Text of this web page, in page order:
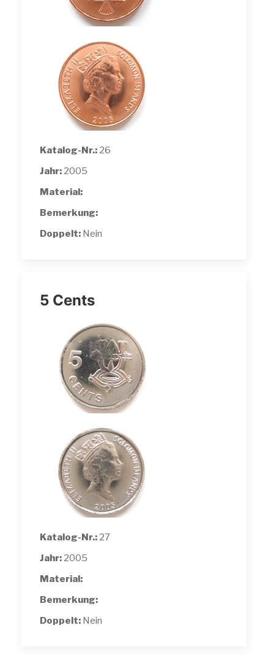
Katalog-Nr.: 26
Jahr: 2005
Material:
Bemerkung:
Doppelt: Nein
5 Cents
Katalog-Nr.: 27
Jahr: 2005
Material:
Bemerkung:
Doppelt: Nein